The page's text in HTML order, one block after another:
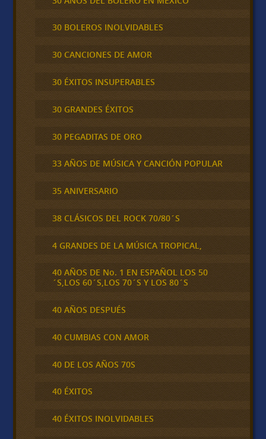
30 BOLEROS INOLVIDABLES
30 CANCIONES DE AMOR
30 ÉXITOS INSUPERABLES
30 GRANDES ÉXITOS
30 PEGADITAS DE ORO
33 AÑOS DE MÚSICA Y CANCIÓN POPULAR
35 ANIVERSARIO
38 CLÁSICOS DEL ROCK 70/80´S
4 GRANDES DE LA MÚSICA TROPICAL,
40 AÑOS DE No. 1 EN ESPAÑOL LOS 50
´S,LOS 60´S,LOS 70´S Y LOS 80´S
40 AÑOS DESPUÉS
40 CUMBIAS CON AMOR
40 DE LOS AÑOS 70S
40 ÉXITOS
40 ÉXITOS INOLVIDABLES